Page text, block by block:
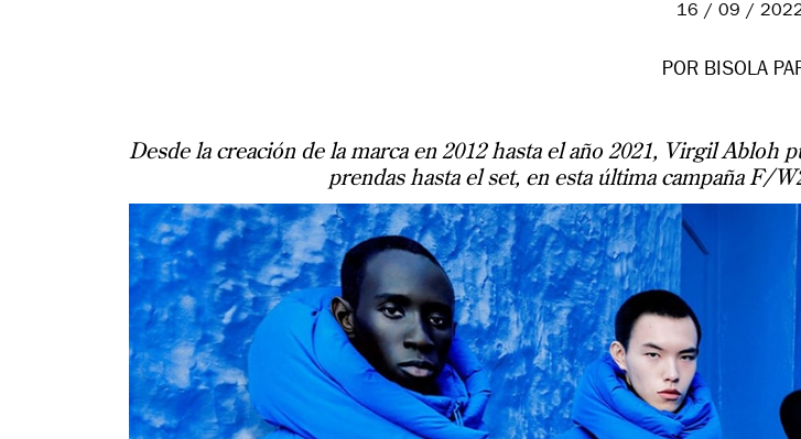
16 / 09 /
POR BISOLA
Desde la creación de la marca en 2012 hasta el año 2021, Virgil Abloh
prendas hasta el set, en esta última campaña F/